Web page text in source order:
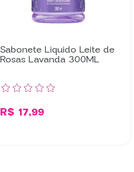
Sabonete Liquido Leite de
Rosas Lavanda 300ML
R$ 17,99